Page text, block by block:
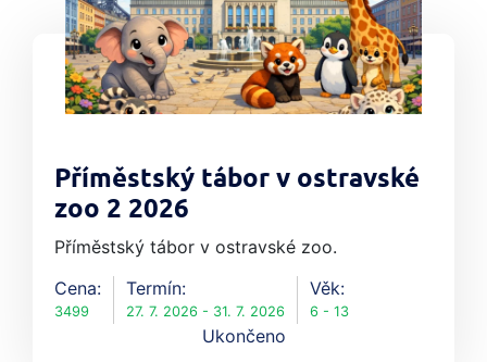
Příměstský tábor v ostravské
zoo 2 2026
Příměstský tábor v ostravské zoo.
Cena:
3499
Termín:
27. 7. 2026 - 31. 7. 2026
Věk:
6 - 13
Ukončeno